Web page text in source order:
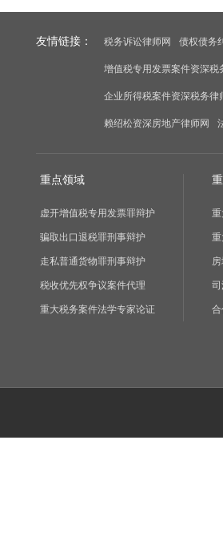
友情链接： 税务诉讼律师网 债权债务
增值税专用发票案件资深税
企业所得税案件资深税务律
赖绍松资深房地产律师网
重点领域
虚开增值税专用发票罪辩护
骗取出口退税罪刑事辩护
走私普通货物罪刑事辩护
税收优先权争议案件代理
重大税务案件法学专家论证